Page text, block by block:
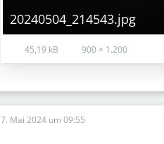
20240504_214543.jpg
45,19 kB 900 × 1.200
7. Mai 2024 um 09:55